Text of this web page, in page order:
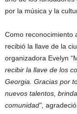
por la música y la
Como reconocimiento
recibió la llave de la
organizadora Evelyn
recibir la llave de los
Georgia. Gracias por
nuevos talentos,
comunidad”, agradeció